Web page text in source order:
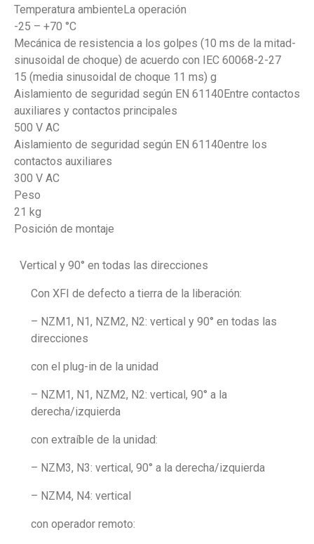
Temperatura ambienteLa operación
-25 – +70 °C
Mecánica de resistencia a los golpes (10 ms de la mitad-
sinusoidal de choque) de acuerdo con IEC 60068-2-27
15 (media sinusoidal de choque 11 ms) g
Aislamiento de seguridad según EN 61140Entre contactos
auxiliares y contactos principales
500 V AC
Aislamiento de seguridad según EN 61140entre los
contactos auxiliares
300 V AC
Peso
21 kg
Posición de montaje
Vertical y 90° en todas las direcciones
Con XFI de defecto a tierra de la liberación:
– NZM1, N1, NZM2, N2: vertical y 90° en todas las
direcciones
con el plug-in de la unidad
– NZM1, N1, NZM2, N2: vertical, 90° a la
derecha/izquierda
con extraíble de la unidad:
– NZM3, N3: vertical, 90° a la derecha/izquierda
– NZM4, N4: vertical
con operador remoto: